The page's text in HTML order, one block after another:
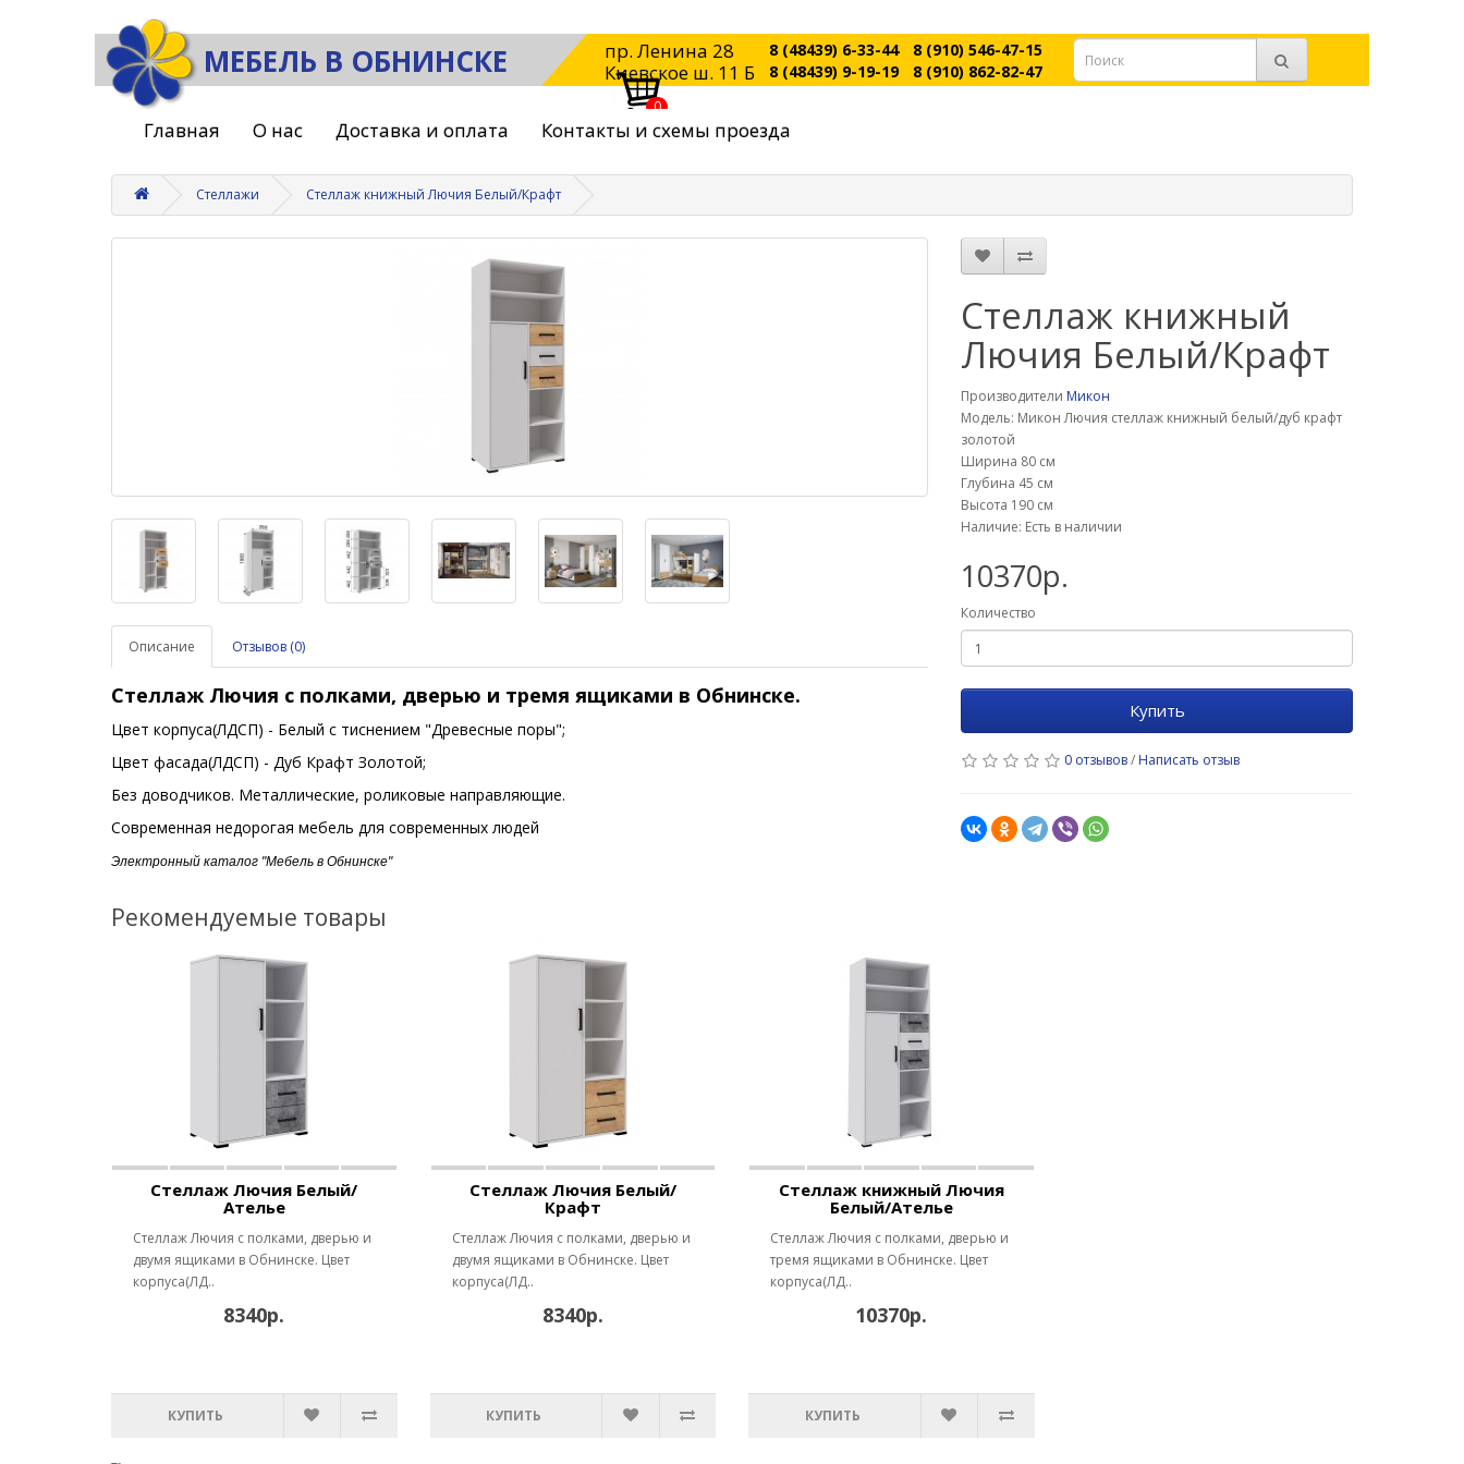
МЕБЕЛЬ В ОБНИНСКЕ
пр. Ленина 28
Киевское ш. 11 Б
8 (48439) 6-33-44
8 (48439) 9-19-19
8 (910) 546-47-15
8 (910) 862-82-47
0
Главная О нас Доставка и оплата Контакты и схемы проезда
Стеллажи Стеллаж книжный Лючия Белый/Крафт
Описание Отзывов (0)
Стеллаж Лючия с полками, дверью и тремя ящиками в Обнинске.
Цвет корпуса(ЛДСП) - Белый с тиснением "Древесные поры";
Цвет фасада(ЛДСП) - Дуб Крафт Золотой;
Без доводчиков. Металлические, роликовые направляющие.
Современная недорогая мебель для современных людей
Электронный каталог "Мебель в Обнинске"
Стеллаж книжный
Лючия Белый/Крафт
Производители Микон
Модель: Микон Лючия стеллаж книжный белый/дуб крафт
золотой
Ширина 80 см
Глубина 45 см
Высота 190 см
Наличие: Есть в наличии
10370р.
Количество
Купить
0 отзывов/ Написать отзыв
Рекомендуемые товары
Стеллаж Лючия Белый/
Ателье
Стеллаж Лючия с полками, дверью и
двумя ящиками в Обнинске. Цвет
корпуса(ЛД..
8340р.
КУПИТЬ
Стеллаж Лючия Белый/
Крафт
Стеллаж Лючия с полками, дверью и
двумя ящиками в Обнинске. Цвет
корпуса(ЛД..
8340р.
КУПИТЬ
Стеллаж книжный Лючия
Белый/Ателье
Стеллаж Лючия с полками, дверью и
тремя ящиками в Обнинске. Цвет
корпуса(ЛД..
10370р.
КУПИТЬ